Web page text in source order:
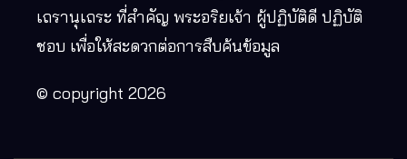
เถรานุเถระ ที่สำคัญ พระอริยเจ้า ผู้ปฏิบัติดี ปฏิบัติ
ชอบ เพื่อให้สะดวกต่อการสืบค้นข้อมูล
© copyright 2026